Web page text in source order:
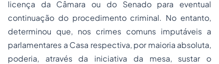
licença da Câmara ou do Senado para eventual
continuação do procedimento criminal. No entanto,
determinou que, nos crimes comuns imputáveis a
parlamentares a Casa respectiva, por maioria absoluta,
poderia, através da iniciativa da mesa, sustar o